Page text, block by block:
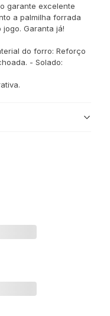
garante excelente
a palmilha forrada
Garanta já!
do forro: Reforço
- Solado: